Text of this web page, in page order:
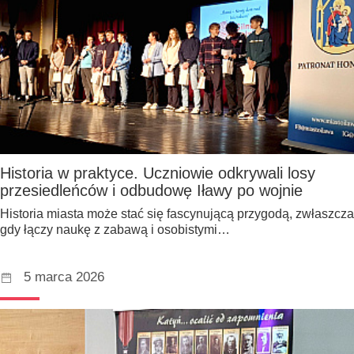
Historia w praktyce. Uczniowie odkrywali losy
przesiedleńców i odbudowę Iławy po wojnie
Historia miasta może stać się fascynującą przygodą, zwłaszcza
gdy łączy naukę z zabawą i osobistymi…
5 marca 2026